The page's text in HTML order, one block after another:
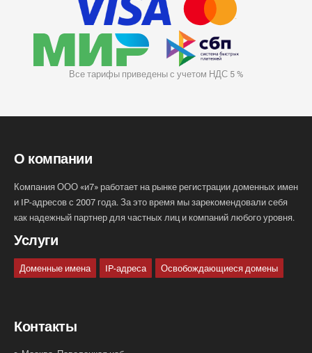
Все тарифы приведены с учетом НДС 5 %
О компании
Компания ООО «и7» работает на рынке регистрации доменных имен
и IP-адресов с 2007 года. За это время мы зарекомендовали себя
как надежный партнер для частных лиц и компаний любого уровня.
Услуги
Доменные имена IP-адреса Освобождающиеся домены
Контакты